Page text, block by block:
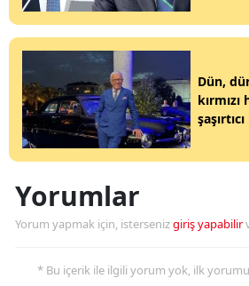
Dün,
kırmızı
Yorumlar
Yorum yapmak için, istersenizgiriş yapabilir
* Bu içerik ile ilgili yorum yok, ilk yorumu